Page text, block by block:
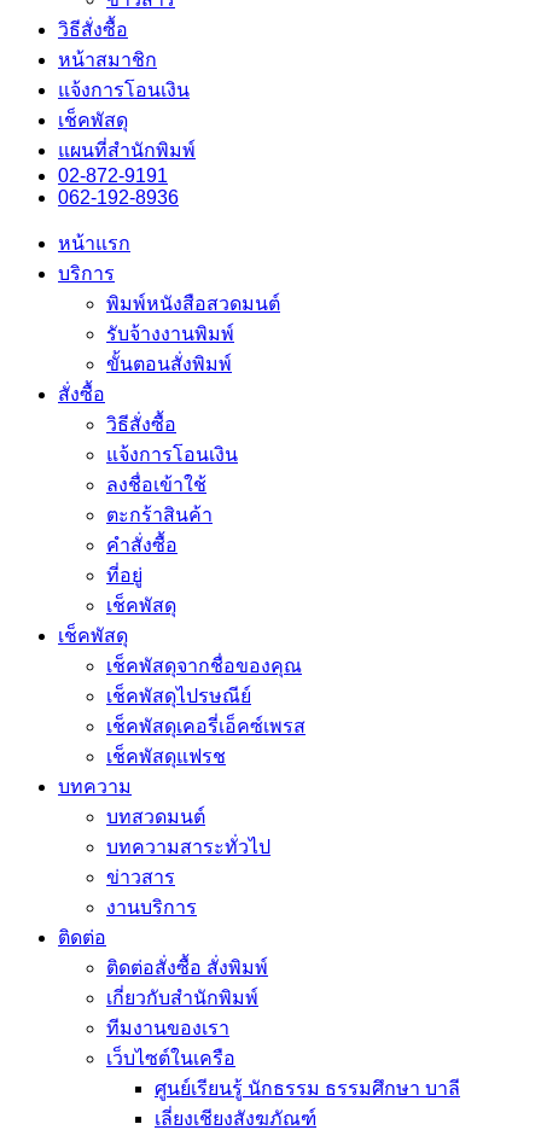
วิธีสั่งซื้อ
หน้าสมาชิก
แจ้งการโอนเงิน
เช็คพัสดุ
แผนที่สำนักพิมพ์
02-872-9191
062-192-8936
หน้าแรก
บริการ
พิมพ์หนังสือสวดมนต์
รับจ้างงานพิมพ์
ขั้นตอนสั่งพิมพ์
สั่งซื้อ
วิธีสั่งซื้อ
แจ้งการโอนเงิน
ลงชื่อเข้าใช้
ตะกร้าสินค้า
คำสั่งซื้อ
ที่อยู่
เช็คพัสดุ
เช็คพัสดุ
เช็คพัสดุจากชื่อของคุณ
เช็คพัสดุไปรษณีย์
เช็คพัสดุเคอรี่เอ็คซ์เพรส
เช็คพัสดุแฟรช
บทความ
บทสวดมนต์
บทความสาระทั่วไป
ข่าวสาร
งานบริการ
ติดต่อ
ติดต่อสั่งซื้อ สั่งพิมพ์
เกี่ยวกับสำนักพิมพ์
ทีมงานของเรา
เว็บไซต์ในเครือ
ศูนย์เรียนรู้ นักธรรม ธรรมศึกษา บาลี
เลี่ยงเชียงสังฆภัณฑ์